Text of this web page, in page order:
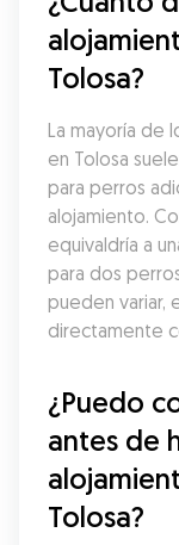
Tolosa?
La mayoría de
en Tolosa
para perros
alojamiento.
equivaldría a
para dos
pueden variar,
directamente
¿Puedo
antes de
Tolosa?